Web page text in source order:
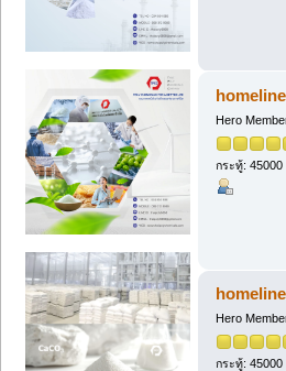
homeline
Hero
กระทู้: 45000
homeline
Hero
กระทู้: 45000